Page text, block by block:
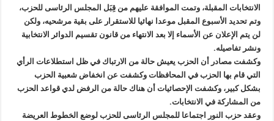
الانتخابات المقبلة، وتمت الموافقة عليهم من قِبَل المجلس الرئاسى للحزب،
وتم تحديد الأسبوع المقبل موعدا نهائيا للاستقرار على بقية مرشحيه، ولكن
لن يتم الإعلان عن الأسماء إلا بعد الانتهاء من قانون تقسيم الدوائر الانتخابية
ونشر تفاصيله.
وكشفت مصادر أن الحزب يعيش حالة من الارتباك في ظل استطلاعات الرأي
التي قام بها الحزب في المحافظات وكشفت عن انخفاض شعبية الحزب
بشكل كبير، وكشفت الإحصائيات أن هناك حالة من الرفض لدي قواعد الحزب
من المشاركة في الانتخابات.
وعقد حزب النور اجتماعا للمجلس الرئاسى للحزب لوضع الخطوط العريضة